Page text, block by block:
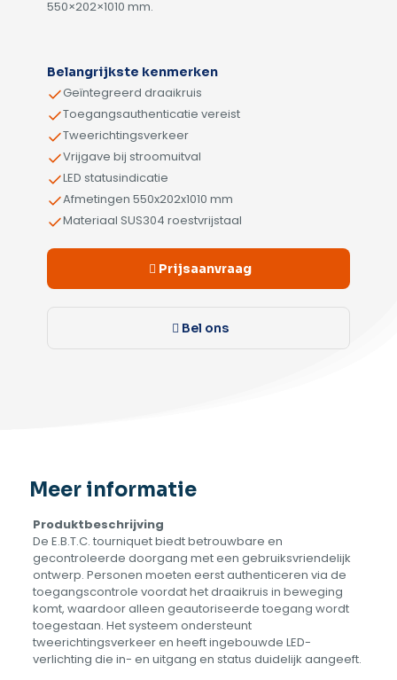
550×202×1010 mm.
Belangrijkste kenmerken
Geïntegreerd draaikruis
Toegangsauthenticatie vereist
Tweerichtingsverkeer
Vrijgave bij stroomuitval
LED statusindicatie
Afmetingen 550x202x1010 mm
Materiaal SUS304 roestvrijstaal
Prijsaanvraag
Bel ons
Meer informatie
Produktbeschrijving
De E.B.T.C. tourniquet biedt betrouwbare en
gecontroleerde doorgang met een gebruiksvriendelijk
ontwerp. Personen moeten eerst authenticeren via de
toegangscontrole voordat het draaikruis in beweging
komt, waardoor alleen geautoriseerde toegang wordt
toegestaan. Het systeem ondersteunt
tweerichtingsverkeer en heeft ingebouwde LED-
verlichting die in- en uitgang en status duidelijk aangeeft.